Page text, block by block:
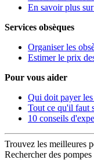
En savoir plus
Services obsèques
Organiser les
Estimer le prix
Pour vous aider
Qui doit payer
Tout ce qu'il faut
10 conseils
Trouvez les meilleures
Rechercher des